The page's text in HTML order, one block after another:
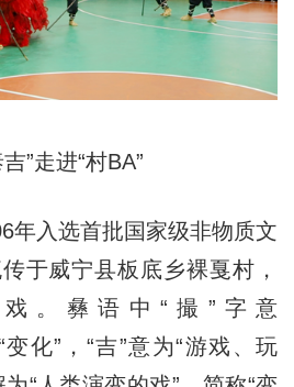
”走进“村BA”
入选首批国家级非物质文
于威宁县板底乡裸戛村，
。彝语中“撮”字意
变化”，“吉”意为“游戏、玩